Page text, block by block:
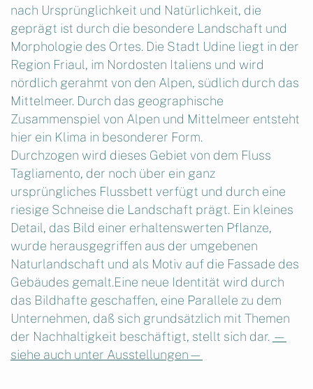
nach Ursprünglichkeit und Natürlichkeit, die
geprägt ist durch die besondere Landschaft und
Morphologie des Ortes. Die Stadt Udine liegt in der
Region Friaul, im Nordosten Italiens und wird
nördlich gerahmt von den Alpen, südlich durch das
Mittelmeer. Durch das geographische
Zusammenspiel von Alpen und Mittelmeer entsteht
hier ein Klima in besonderer Form.
Durchzogen wird dieses Gebiet von dem Fluss
Tagliamento, der noch über ein ganz
ursprüngliches Flussbett verfügt und durch eine
riesige Schneise die Landschaft prägt. Ein kleines
Detail, das Bild einer erhaltenswerten Pflanze,
wurde herausgegriffen aus der umgebenen
Naturlandschaft und als Motiv auf die Fassade des
Gebäudes gemalt.Eine neue Identität wird durch
das Bildhafte geschaffen, eine Parallele zu dem
Unternehmen, daß sich grundsätzlich mit Themen
der Nachhaltigkeit beschäftigt, stellt sich dar. —
siehe auch unter Ausstellungen—